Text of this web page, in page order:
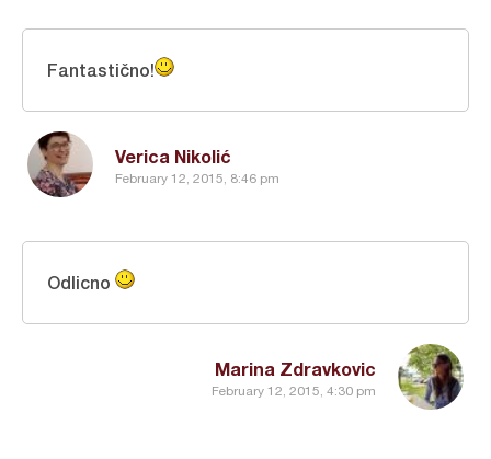
Verica Nikolić
February 12, 2015, 8:46 pm
Fantastično!
Marina Zdravkovic
February 12, 2015, 4:30 pm
Odlicno